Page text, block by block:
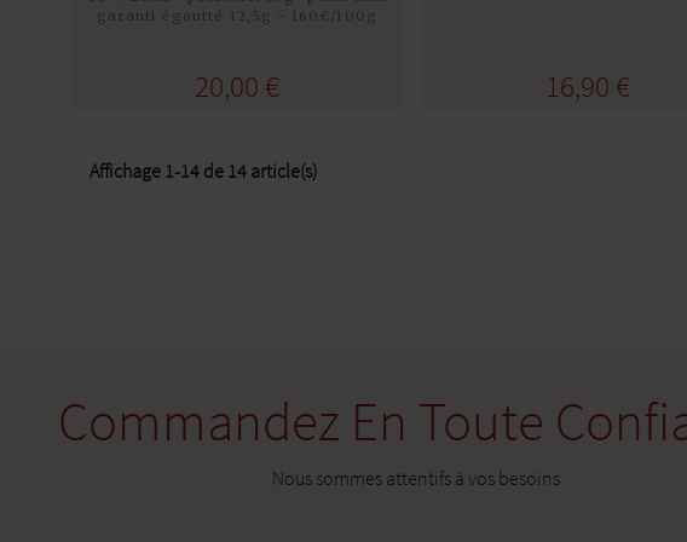
Acheter
garanti égoutté 12,5g - 160€/100g
20,00 € 16,90 €
Affichage 1-14 de 14 article(s)
Commandez En Toute
Nous sommes attentifs à vos besoins